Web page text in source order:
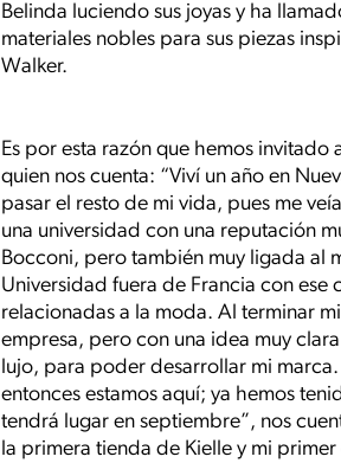
Belinda luciendo sus joyas y ha
materiales nobles para sus piezas
Walker.
Es por esta razón que hemos
quien nos cuenta: “Viví un año en
pasar el resto de mi vida, pues me
una universidad con una reputación
Bocconi, pero también muy ligada al
Universidad fuera de Francia con
relacionadas a la moda. Al terminar
empresa, pero con una idea muy
lujo, para poder desarrollar mi
entonces estamos aquí; ya hemos
tendrá lugar en septiembre”, nos
la primera tienda de Kielle y mi